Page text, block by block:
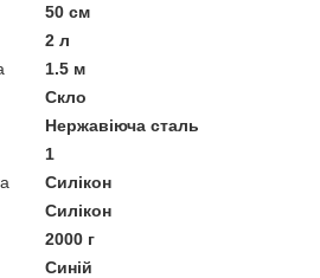
50 см
2 л
1.5 м
Скло
Нержавіюча сталь
1
Силікон
Силікон
2000 г
Синій